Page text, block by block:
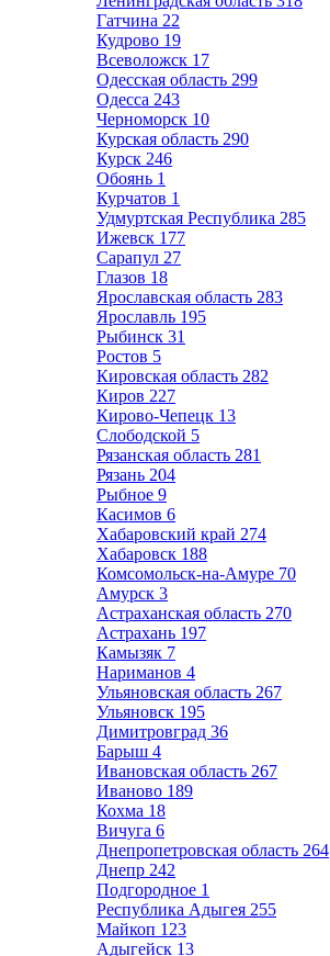
Гатчина 22
Кудрово 19
Всеволожск 17
Одесская область 299
Одесса 243
Черноморск 10
Курская область 290
Курск 246
Обоянь 1
Курчатов 1
Удмуртская Республика 285
Ижевск 177
Сарапул 27
Глазов 18
Ярославская область 283
Ярославль 195
Рыбинск 31
Ростов 5
Кировская область 282
Киров 227
Кирово-Чепецк 13
Слободской 5
Рязанская область 281
Рязань 204
Рыбное 9
Касимов 6
Хабаровский край 274
Хабаровск 188
Комсомольск-на-Амуре 70
Амурск 3
Астраханская область 270
Астрахань 197
Камызяк 7
Нариманов 4
Ульяновская область 267
Ульяновск 195
Димитровград 36
Барыш 4
Ивановская область 267
Иваново 189
Кохма 18
Вичуга 6
Днепропетровская область 264
Днепр 242
Подгородное 1
Республика Адыгея 255
Майкоп 123
Адыгейск 13